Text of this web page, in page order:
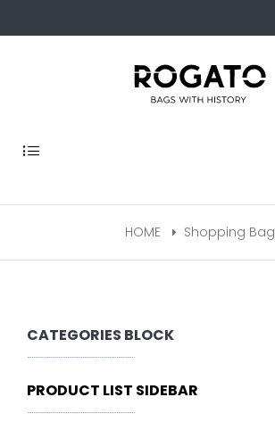
Toggle
HOME Shopping Bag
CATEGORIES BLOCK
PRODUCT LIST SIDEBAR